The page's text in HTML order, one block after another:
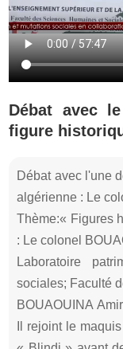
Débat avec
figure
Débat avec l'une
algérienne : Le
Thème:« Figures
: Le colonel
Laboratoire
sociales; Faculté
BOUAOUINA
Il rejoint le